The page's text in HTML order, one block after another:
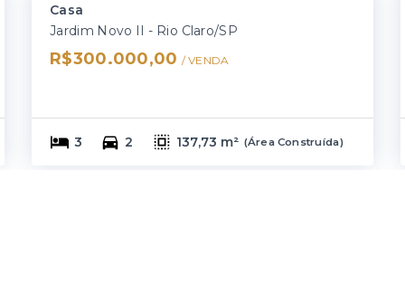
Casa
Jardim Novo II - Rio Claro/SP
R$300.000,00 / VENDA
3 2 137,73 m² (Área Construída)